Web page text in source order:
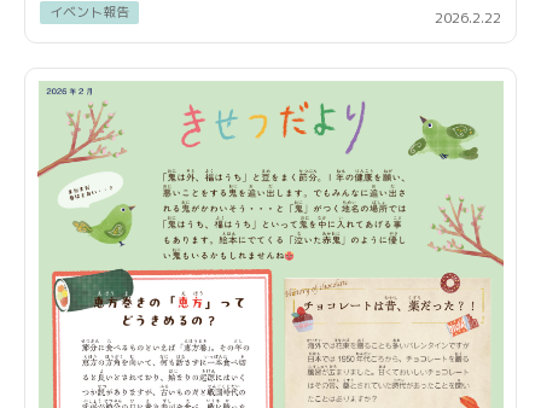
2026.2.22
イベント報告